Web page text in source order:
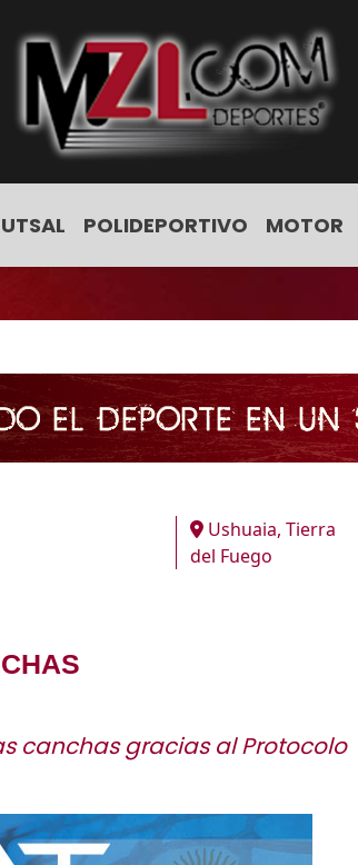
POLIDEPORTIVO MOTOR
Ushuaia, Tierra
del Fuego
canchas gracias al Protocolo